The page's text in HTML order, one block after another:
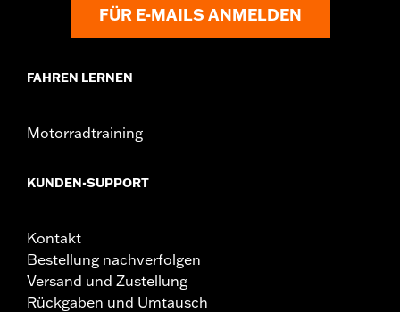
9.0
Separat erhältlich:Zusätzliche Einbaukomponenten
Pullback:5.75
Maßeinheit Pullback:Zoll
Maßeinheit Erhöhung:Zoll
Von einem Ende zum anderen:30.25
FÜR E-MAILS ANMELDEN
FAHREN LERNEN
Motorradtraining
KUNDEN-SUPPORT
Kontakt
Bestellung nachverfolgen
Versand und Zustellung
Rückgaben und Umtausch